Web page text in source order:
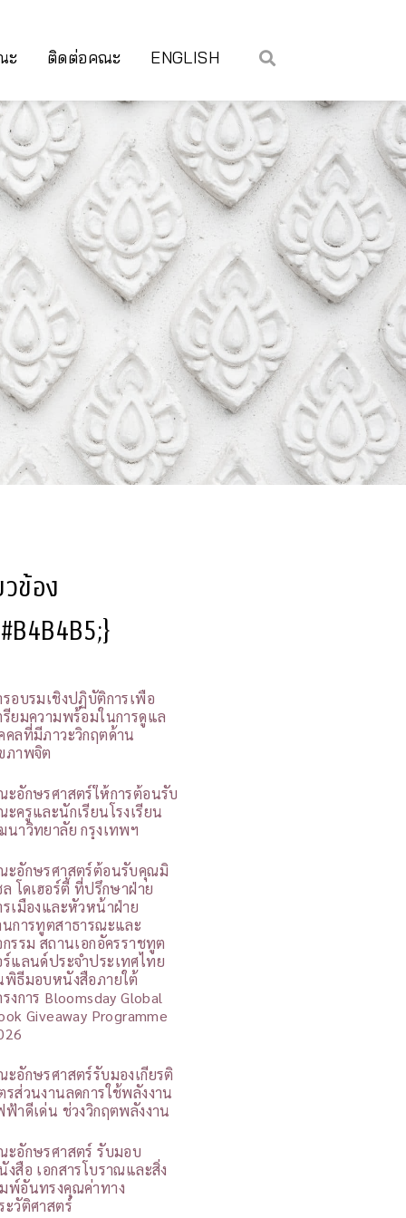
ะ ติดต่อคณะ ENGLISH
ข้อง
รอบรมเชิงปฏิบัติการเพื่อ
รียมความพร้อมในการดูแล
คลที่มีภาวะวิกฤตด้าน
ภาพจิต
ะอักษรศาสตร์ให้การต้อนรับ
ะครูและนักเรียนโรงเรียน
นาวิทยาลัย กรุงเทพฯ
ะอักษรศาสตร์ต้อนรับคุณมิ
ล โดเฮอร์ตี้ ที่ปรึกษาฝ่าย
รเมืองและหัวหน้าฝ่าย
นการทูตสาธารณะและ
กรรม สถานเอกอัครราชทูต
ร์แลนด์ประจำประเทศไทย
พิธีมอบหนังสือภายใต้
รงการ Bloomsday Global
Giveaway Programme
ะอักษรศาสตร์รับมองเกียรติ
รส่วนงานลดการใช้พลังงาน
ฟ้าดีเด่น ช่วงวิกฤตพลังงาน
ะอักษรศาสตร์ รับมอบ
งสือ เอกสารโบราณและสิ่ง
พ์อันทรงคุณค่าทาง
ะวัติศาสตร์